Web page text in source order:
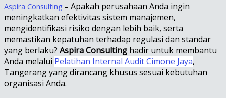
Aspira Consulting – Apakah perusahaan Anda ingin
meningkatkan efektivitas sistem manajemen,
mengidentifikasi risiko dengan lebih baik, serta
memastikan kepatuhan terhadap regulasi dan standar
yang berlaku? Aspira Consulting hadir untuk membantu
Anda melalui Pelatihan Internal Audit Cimone Jaya,
Tangerang yang dirancang khusus sesuai kebutuhan
organisasi Anda.